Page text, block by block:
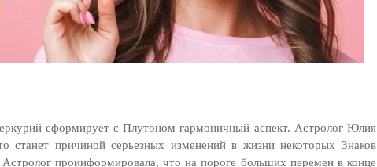
сформирует с Плутоном гармоничный аспект. Астролог Юлия
станет причиной серьезных изменений в жизни некоторых Знаков
проинформировала, что на пороге больших перемен в конце